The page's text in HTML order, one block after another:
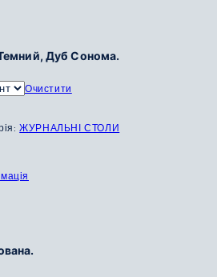
Дуб Сонома.
Очистити
ЖУРНАЛЬНІ СТОЛИ